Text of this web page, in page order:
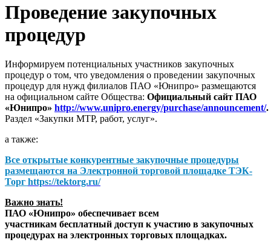
Проведение закупочных
процедур
Информируем потенциальных участников закупочных
процедур о том, что уведомления о проведении закупочных
процедур для нужд филиалов ПАО «Юнипро» размещаются
на официальном сайте Общества: Официальный сайт ПАО
«Юнипро» http://www.unipro.energy/purchase/announcement/.
Раздел «Закупки МТР, работ, услуг».
а также:
Все открытые конкурентные закупочные процедуры
размещаются на Электронной торговой площадке ТЭК-
Торг https://tektorg.ru/
Важно знать!
ПАО «Юнипро» обеспечивает всем
участникам бесплатный доступ к участию в закупочных
процедурах на электронных торговых площадках.